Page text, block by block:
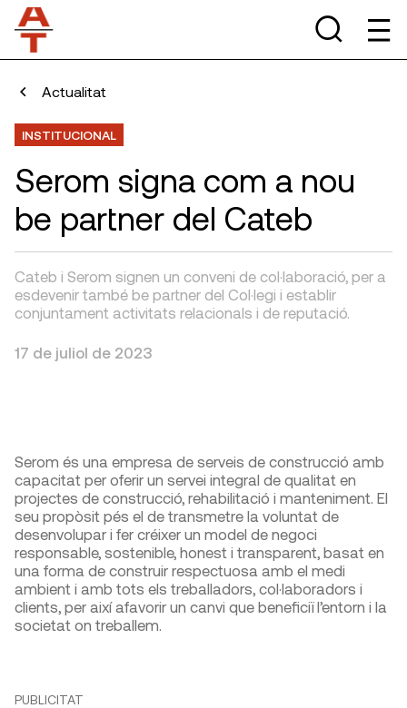
Actualitat
INSTITUCIONAL
Serom signa com a nou
be partner del Cateb
Cateb i Serom signen un conveni de col·laboració, per a
esdevenir també be partner del Col·legi i establir
conjuntament activitats relacionals i de reputació.
17 de juliol de 2023
Serom és una empresa de serveis de construcció amb
capacitat per oferir un servei integral de qualitat en
projectes de construcció, rehabilitació i manteniment. El
seu propòsit pés el de transmetre la voluntat de
desenvolupar i fer créixer un model de negoci
responsable, sostenible, honest i transparent, basat en
una forma de construir respectuosa amb el medi
ambient i amb tots els treballadors, col·laboradors i
clients, per així afavorir un canvi que beneficiï l’entorn i la
societat on treballem.
PUBLICITAT